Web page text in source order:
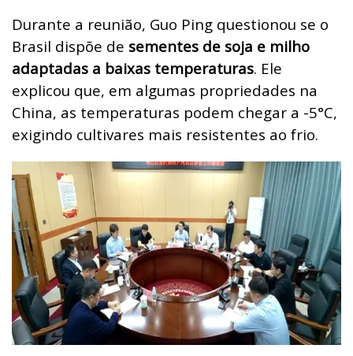
Durante a reunião, Guo Ping questionou se o
Brasil dispõe de sementes de soja e milho
adaptadas a baixas temperaturas. Ele
explicou que, em algumas propriedades na
China, as temperaturas podem chegar a -5°C,
exigindo cultivares mais resistentes ao frio.